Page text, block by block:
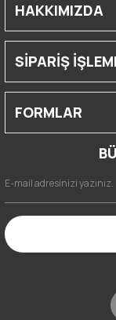
HAKKIMIZDA
SİPARİŞ
FORMLAR